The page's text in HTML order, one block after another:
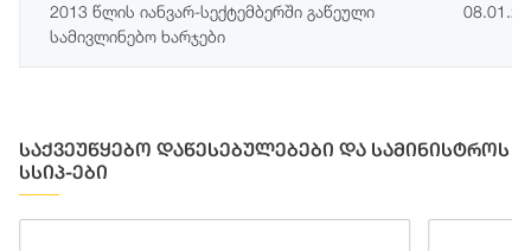
2013 წლის იანვარ-სექტემბერში გაწეული
სამივლინებო ხარჯები
საქვეუწყებო დაწესებულებები და სამინისტროს
სსიპ-ები